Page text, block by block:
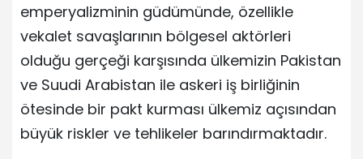
emperyalizminin güdümünde, özellikle
vekalet savaşlarının bölgesel aktörleri
olduğu gerçeği karşısında ülkemizin Pakistan
ve Suudi Arabistan ile askeri iş birliğinin
ötesinde bir pakt kurması ülkemiz açısından
büyük riskler ve tehlikeler barındırmaktadır.